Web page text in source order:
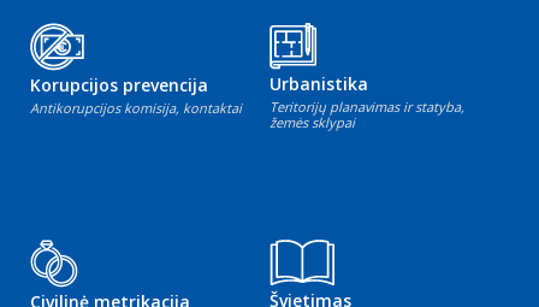
Korupcijos prevencija
Antikorupcijos komisija, kontaktai
Urbanistika
Teritorijų planavimas ir statyba,
žemės sklypai
Civilinė metrikacija Švietimas